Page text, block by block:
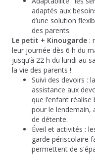
adaptés aux
d’une solution
des parents.
Le petit + Kinougarde :
leur journée dès 6 h du
jusqu’à 22 h du lundi au
la vie des parents !
Suivi des devoirs :
assistance aux
que l’enfant
pour le lendemain,
de détente.
Éveil et activités :
garde périscolaire
permettent de